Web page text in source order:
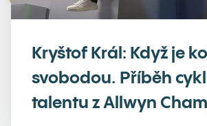
Kryštof Král: Když je
svobodou. Příběh
talentu z Allwyn